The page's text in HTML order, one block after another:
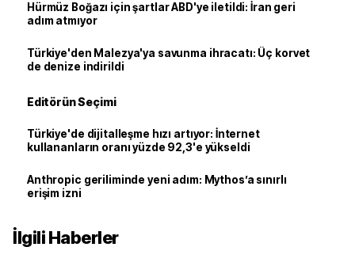
Hürmüz Boğazı için şartlar ABD'ye iletildi: İran geri
adım atmıyor
Türkiye'den Malezya'ya savunma ihracatı: Üç korvet
de denize indirildi
Editörün Seçimi
Türkiye'de dijitalleşme hızı artıyor: İnternet
kullananların oranı yüzde 92,3'e yükseldi
Anthropic geriliminde yeni adım: Mythos’a sınırlı
erişim izni
İlgili Haberler